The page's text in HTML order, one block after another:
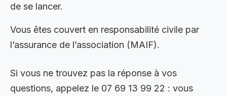
de se lancer.
Vous êtes couvert en responsabilité civile par
l’assurance de l’association (MAIF).
Si vous ne trouvez pas la réponse à vos
questions, appelez le 07 69 13 99 22 : vous